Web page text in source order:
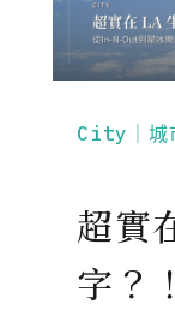
City｜城
超實
字？！